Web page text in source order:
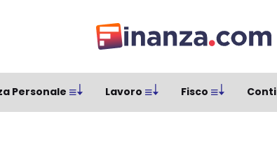
Personale Lavoro Fisco Conti